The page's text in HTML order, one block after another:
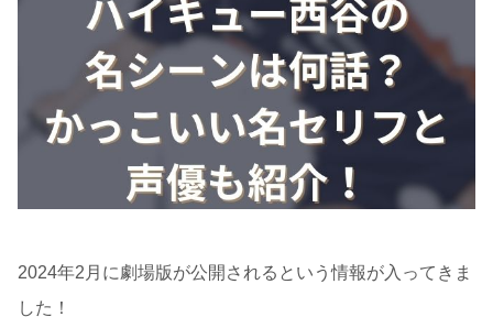
2024年2月に劇場版が公開されるという情報が入ってきま
した！